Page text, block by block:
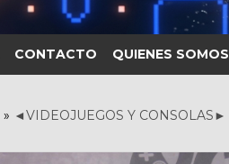
CONTACTO QUIENES SOMOS
» ◄VIDEOJUEGOS Y CONSOLAS►